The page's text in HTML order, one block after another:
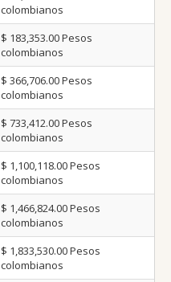
colombianos
$ 183,353.00Pesos
colombianos
$ 366,706.00Pesos
colombianos
$ 733,412.00Pesos
colombianos
$ 1,100,118.00Pesos
colombianos
$ 1,466,824.00Pesos
colombianos
$ 1,833,530.00Pesos
colombianos